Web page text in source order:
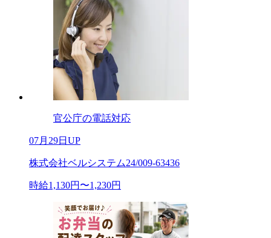
官公庁の電話対応
07月29日UP
株式会社ベルシステム24/009-63436
時給1,130円〜1,230円